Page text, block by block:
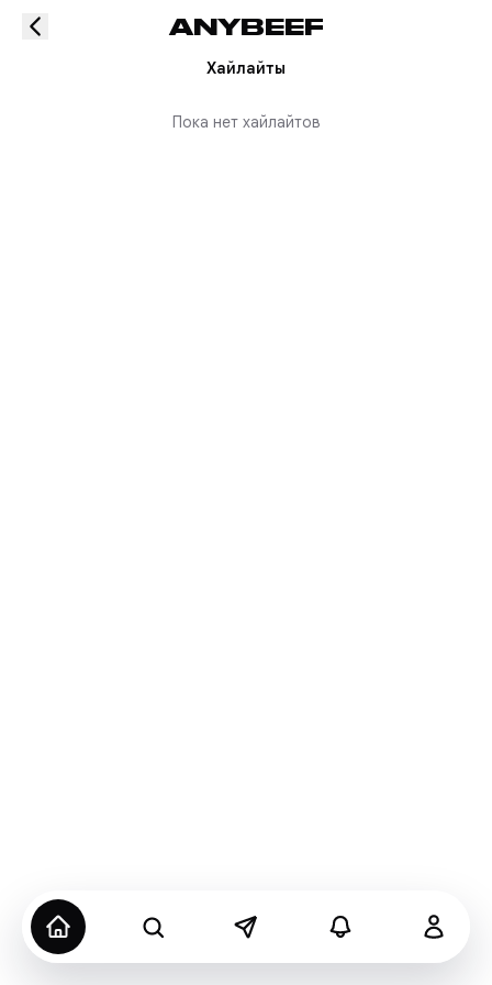
ANYBEEF
Хайлайты
Пока нет хайлайтов